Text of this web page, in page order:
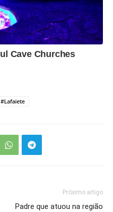
#Lafaiete
Próximo artigo
Padre que atuou na região